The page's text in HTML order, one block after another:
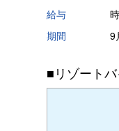
給与
期間
9
■リゾート